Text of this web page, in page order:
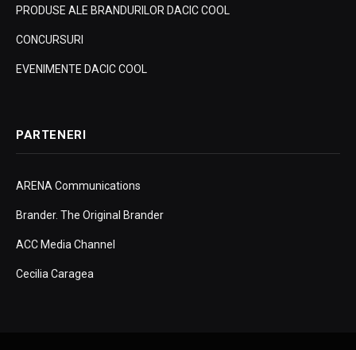
PRODUSE ALE BRANDURILOR DACIC COOL
CONCURSURI
EVENIMENTE DACIC COOL
PARTENERI
ARENA Communications
Brander. The Original Brander
ACC Media Channel
Cecilia Caragea